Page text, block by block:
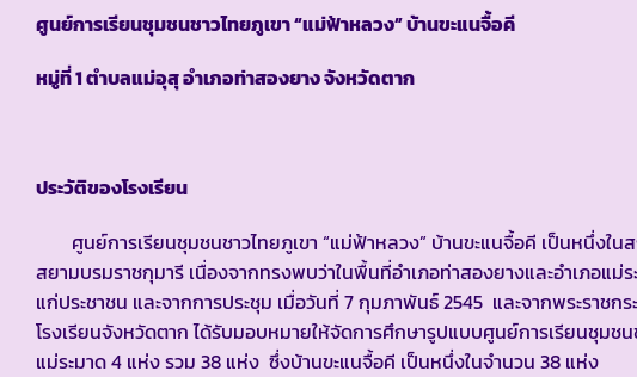
ศูนย์การเรียนชุมชนชาวไทยภูเขา “แม่ฟ้าหลวง” บ้านขะแนจื้อคี
หมู่ที่ 1 ตำบลแม่อุสุ อำเภอท่าสองยาง จังหวัดตาก
ประวัติของโรงเรียน
ศูนย์การเรียนชุมชนชาวไทยภูเขา “แม่ฟ้าหลวง” บ้านขะแนจื้อคี เป็นหนึ่ง
สยามบรมราชกุมารี เนื่องจากทรงพบว่าในพื้นที่อำเภอท่าสองยางและอำเภอ
แก่ประชาชน และจากการประชุม เมื่อวันที่ 7 กุมภาพันธ์ 2545 และจากพระราช
โรงเรียนจังหวัดตาก ได้รับมอบหมายให้จัดการศึกษารูปแบบศูนย์การเรียนชุมช
แม่ระมาด 4 แห่ง รวม 38 แห่ง ซึ่งบ้านขะแนจื้อคี เป็นหนึ่งในจำนวน 38 แห่ง